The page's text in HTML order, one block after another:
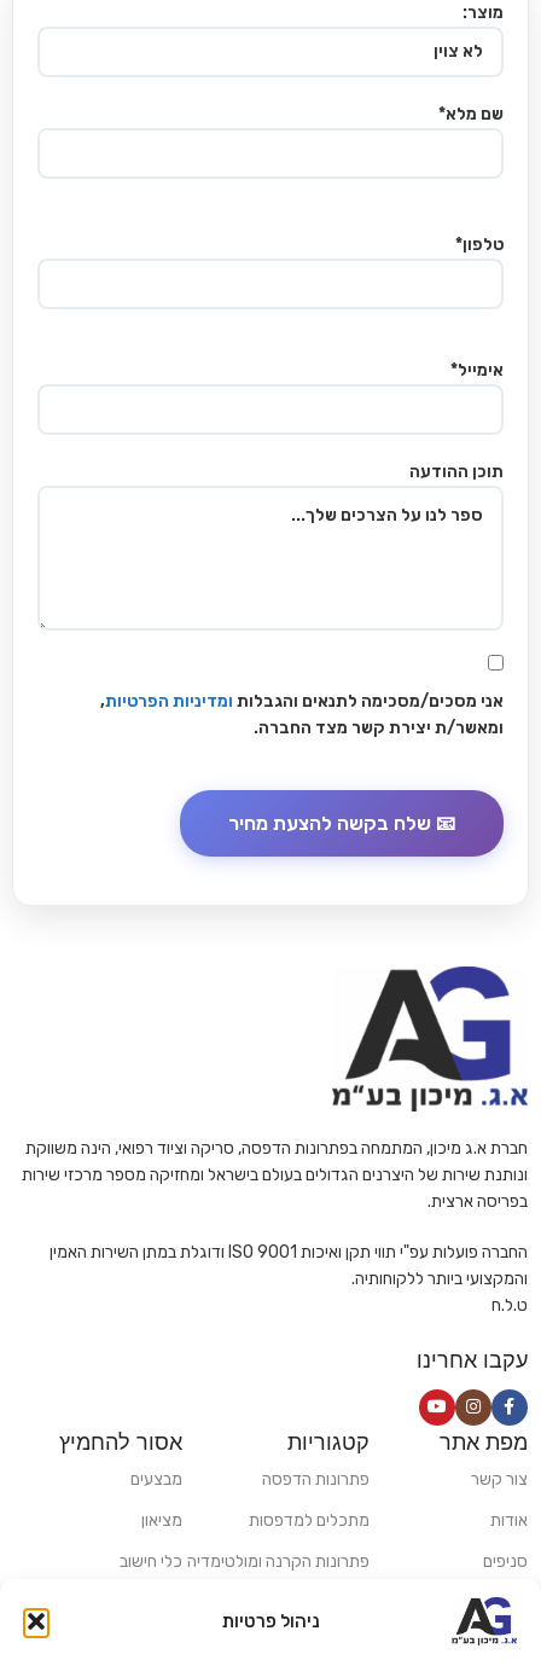
ניהול פרטיות
מוצר:
שם מלא*
טלפון*
אימייל*
תוכן ההודעה
אני מסכים/מסכימה לתנאים והגבלות ומדיניות הפרטיות,
ומאשר/ת יצירת קשר מצד החברה.
חברת א.ג מיכון, המתמחה בפתרונות הדפסה, סריקה וציוד רפואי, הינה משווקת
ונותנת שירות של היצרנים הגדולים בעולם בישראל ומחזיקה מספר מרכזי שירות
בפריסה ארצית.
החברה פועלות עפ"י תווי תקן ואיכות ISO 9001 ודוגלת במתן השירות האמין
והמקצועי ביותר ללקוחותיה.
ט.ל.ח
עקבו אחרינו
מפת אתר
צור קשר
אודות
סניפים
משלוחים ואיסוף עצמי
מדריכים ומאמרים
קטגוריות
פתרונות הדפסה
מתכלים למדפסות
פתרונות הקרנה ומולטימדיה
אסור להחמיץ
מבצעים
מציאון
כלי חישוב